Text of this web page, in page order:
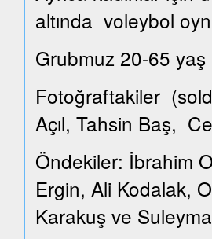
altında voleybol
Grubmuz 20-65 yaş
Fotoğraftakiler
Açıl, Tahsin Baş,
Öndekiler: İbrahim
Ergin, Ali Kodalak,
Karakuş ve